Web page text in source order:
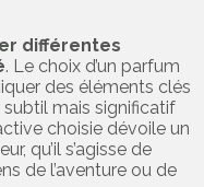
différentes
. Le choix d’un parfum
des éléments clés
mais significatif
choisie dévoile un
qu’il s’agisse de
de l’aventure ou de